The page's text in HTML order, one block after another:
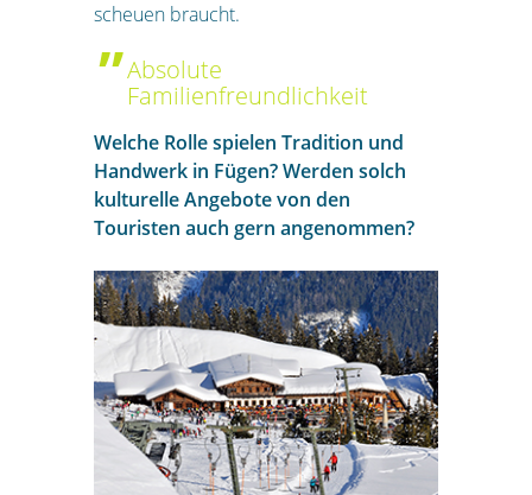
scheuen braucht.
Absolute
Familienfreundlichkeit
Welche Rolle spielen Tradition und
Handwerk in Fügen? Werden solch
kulturelle Angebote von den
Touristen auch gern angenommen?